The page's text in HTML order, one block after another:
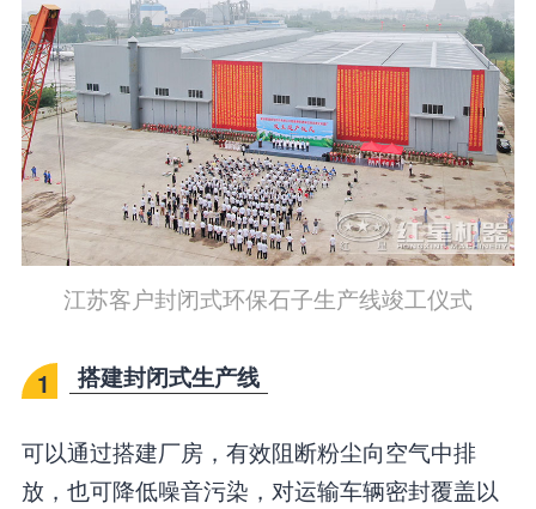
江苏客户封闭式环保石子生产线竣工仪式
1 搭建封闭式生产线
可以通过搭建厂房，有效阻断粉尘向空气中排
放，也可降低噪音污染，对运输车辆密封覆盖以